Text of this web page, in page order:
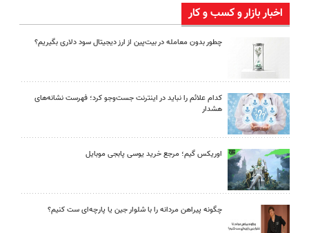
اخبار بازار و کسب و کار
چطور بدون معامله در بیت‌پین از ارز دیجیتال سود دلاری بگیریم؟
کدام علائم را نباید در اینترنت جست‌وجو کرد؛ فهرست نشانه‌های
هشدار
اوریکس گیم؛ مرجع خرید یوسی پابجی موبایل
چگونه پیراهن مردانه را با شلوار جین یا پارچه‌ای ست کنیم؟